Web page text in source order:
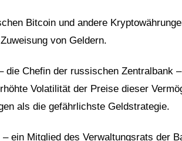
Bitcoin und andere
von Geldern.
Chefin der russischen Zentralbank
Volatilität der Preise dieser
als die gefährlichste Geldstrategie.
ein Mitglied des Verwaltungsrats der